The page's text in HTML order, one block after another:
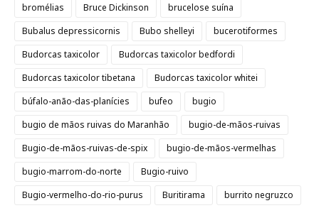
bromélias
Bruce Dickinson
brucelose suína
Bubalus depressicornis
Bubo shelleyi
bucerotiformes
Budorcas taxicolor
Budorcas taxicolor bedfordi
Budorcas taxicolor tibetana
Budorcas taxicolor whitei
búfalo-anão-das-planícies
bufeo
bugio
bugio de mãos ruivas do Maranhão
bugio-de-mãos-ruivas
Bugio-de-mãos-ruivas-de-spix
bugio-de-mãos-vermelhas
bugio-marrom-do-norte
Bugio-ruivo
Bugio-vermelho-do-rio-purus
Buritirama
burrito negruzco